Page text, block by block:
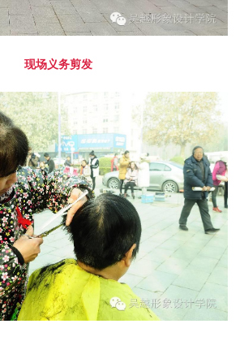
现场义务剪发